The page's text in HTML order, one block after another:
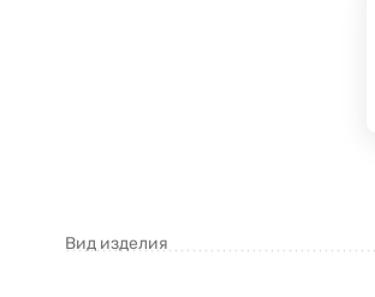
Вид изделия